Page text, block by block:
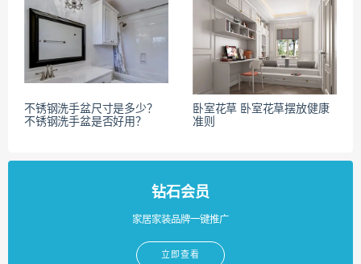
不锈钢洗手盆尺寸是多少？
不锈钢洗手盆是否好用？
卧室花草 卧室花草摆放健康
准则
钻石会员
家居家装品牌一键推广
立即查看